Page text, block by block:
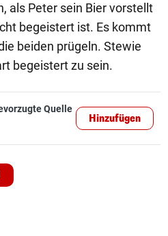
als Peter sein Bier vorstellt
begeistert ist. Es kommt
beiden prügeln. Stewie
begeistert zu sein.
Quelle
Hinzufügen